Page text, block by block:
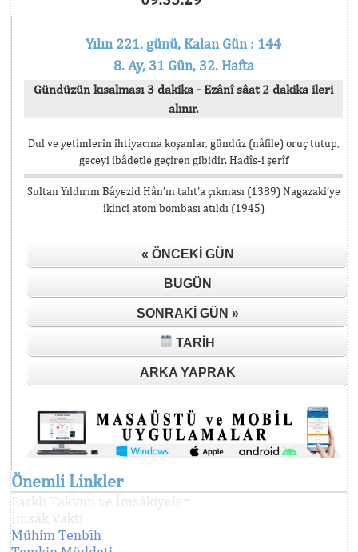
Yılın 221. günü, Kalan Gün : 144
8. Ay, 31 Gün, 32. Hafta
Gündüzün kısalması 3 dakika - Ezânî sâat 2 dakika ileri
alınır.
Dul ve yetimlerin ihtiyacına koşanlar, gündüz (nâfile) oruç tutup,
geceyi ibâdetle geçiren gibidir. Hadîs-i şerîf
Sultan Yıldırım Bâyezid Hân’ın taht’a çıkması (1389) Nagazaki’ye
ikinci atom bombası atıldı (1945)
« ÖNCEKI GÜN
BUGÜN
SONRAKI GÜN »
TARIH
ARKA YAPRAK
Önemli Linkler
Farklı Takvim ve İmsâkiyeler
İmsâk Vakti
Mühim Tenbîh